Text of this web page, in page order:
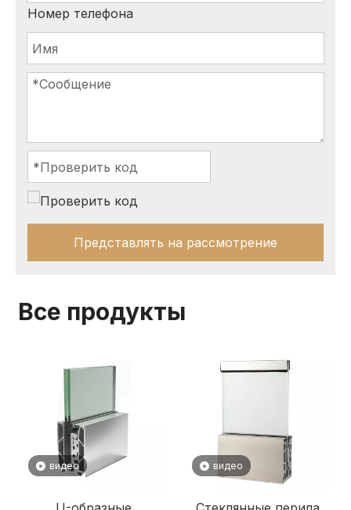
Номер телефона
Представлять на рассмотрение
Все продукты
видео видео